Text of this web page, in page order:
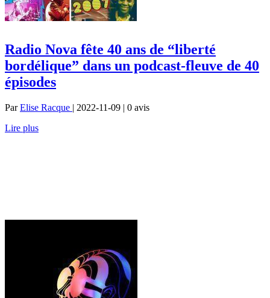
Radio Nova fête 40 ans de “liberté
bordélique” dans un podcast-fleuve de 40
épisodes
ParElise Racque | 2022-11-09 | 0 avis
Lire plus